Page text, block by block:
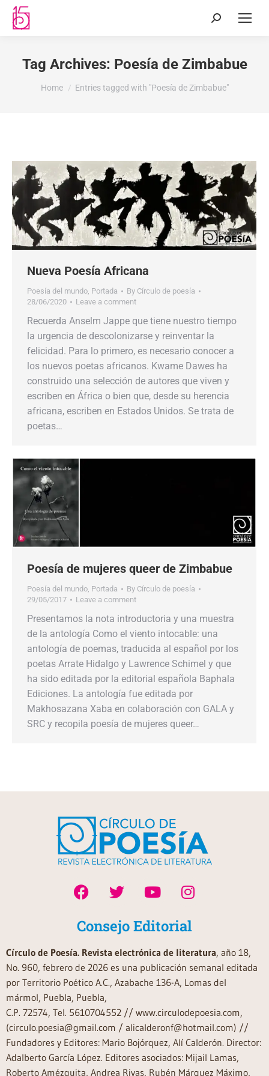
Tag Archives: Poesía de Zimbabue
You are here:
Home Entries tagged with "Poesía de Zimbabue"
Nueva Poesía Africana
Poesía del mundo, Portada By Círculo de poesía
28/06/2020
Leave a comment
Recuerda Anselm Jappe que tiene nuestro tiempo
la urgencia de descolonizarse y reinventar la
felicidad. Para lo primero, es necesario conocer a
los nuevos poetas africanos. Kwame Dawes ha
construido una selección de autores que viven y
escriben en África o bien que, desde su herencia
africana, escriben en Estados Unidos. Se trata de
poetas…
Poesía de mujeres queer de Zimbabue
Poesía del mundo Portada By Círculo de poesía
29/05/2017
Leave a comment
Presentamos la nota introductoria y una muestra
de la antología Como el viento intocable: una
antología de poemas, traducida al español por los
poetas Arrate Hidalgo y Lawrence Schimel y que
ha sido editada por la editorial española Baphala
Ediciones. La antología fue editada por
Makhosazana Xaba en colaboración con GALA y
SRC y recopila poesía de mujeres queer…
Consejo Editorial
Círculo de Poesía. Revista electrónica de literatura, año 18,
No. 960, febrero de 2026 es una publicación semanal editada
por Territorio Poético A.C., Azabache 136-A, Lomas del
mármol, Puebla, Puebla,
C.P. 72574, Tel. 5610704552 // www.circulodepoesia.com,
(circulo.poesia@gmail.com / alicalderonf@hotmail.com) //
Fundadores y Editores: Mario Bojórquez, Alí Calderón. Director:
Adalberto García López. Editores asociados: Mijail Lamas,
Roberto Amézquita, Andrea Rivas, Rubén Márquez Máximo,